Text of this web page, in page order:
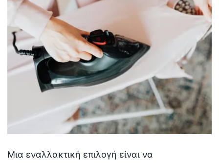
Μια εναλλακτική επιλογή είναι να